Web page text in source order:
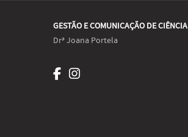
GESTÃO E COMUNICAÇÃO DE CIÊNCIA
Drª Joana Portela